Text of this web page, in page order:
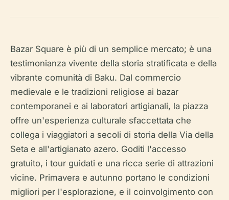
Bazar Square è più di un semplice mercato; è una
testimonianza vivente della storia stratificata e della
vibrante comunità di Baku. Dal commercio
medievale e le tradizioni religiose ai bazar
contemporanei e ai laboratori artigianali, la piazza
offre un'esperienza culturale sfaccettata che
collega i viaggiatori a secoli di storia della Via della
Seta e all'artigianato azero. Goditi l'accesso
gratuito, i tour guidati e una ricca serie di attrazioni
vicine. Primavera e autunno portano le condizioni
migliori per l'esplorazione, e il coinvolgimento con